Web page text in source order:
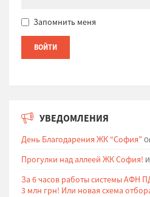
Запомнить меня
УВЕДОМЛЕНИЯ
День Благодарения ЖК “София”
Прогулки над аллеей ЖК София!
За 6 часов работы системы АФН
3 млн грн! Или новая схема